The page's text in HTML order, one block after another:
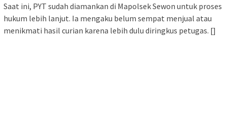
Saat ini, PYT sudah diamankan di Mapolsek Sewon untuk proses
hukum lebih lanjut. Ia mengaku belum sempat menjual atau
menikmati hasil curian karena lebih dulu diringkus petugas. []